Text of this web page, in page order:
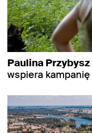
Paulina Przybysz
wspiera kampanię